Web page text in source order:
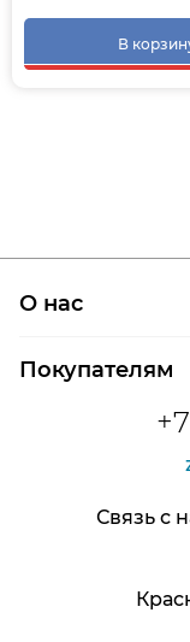
В
О нас
Сертификаты на
Покупателям
Доставка и оплата
Расшифровка
Связь с